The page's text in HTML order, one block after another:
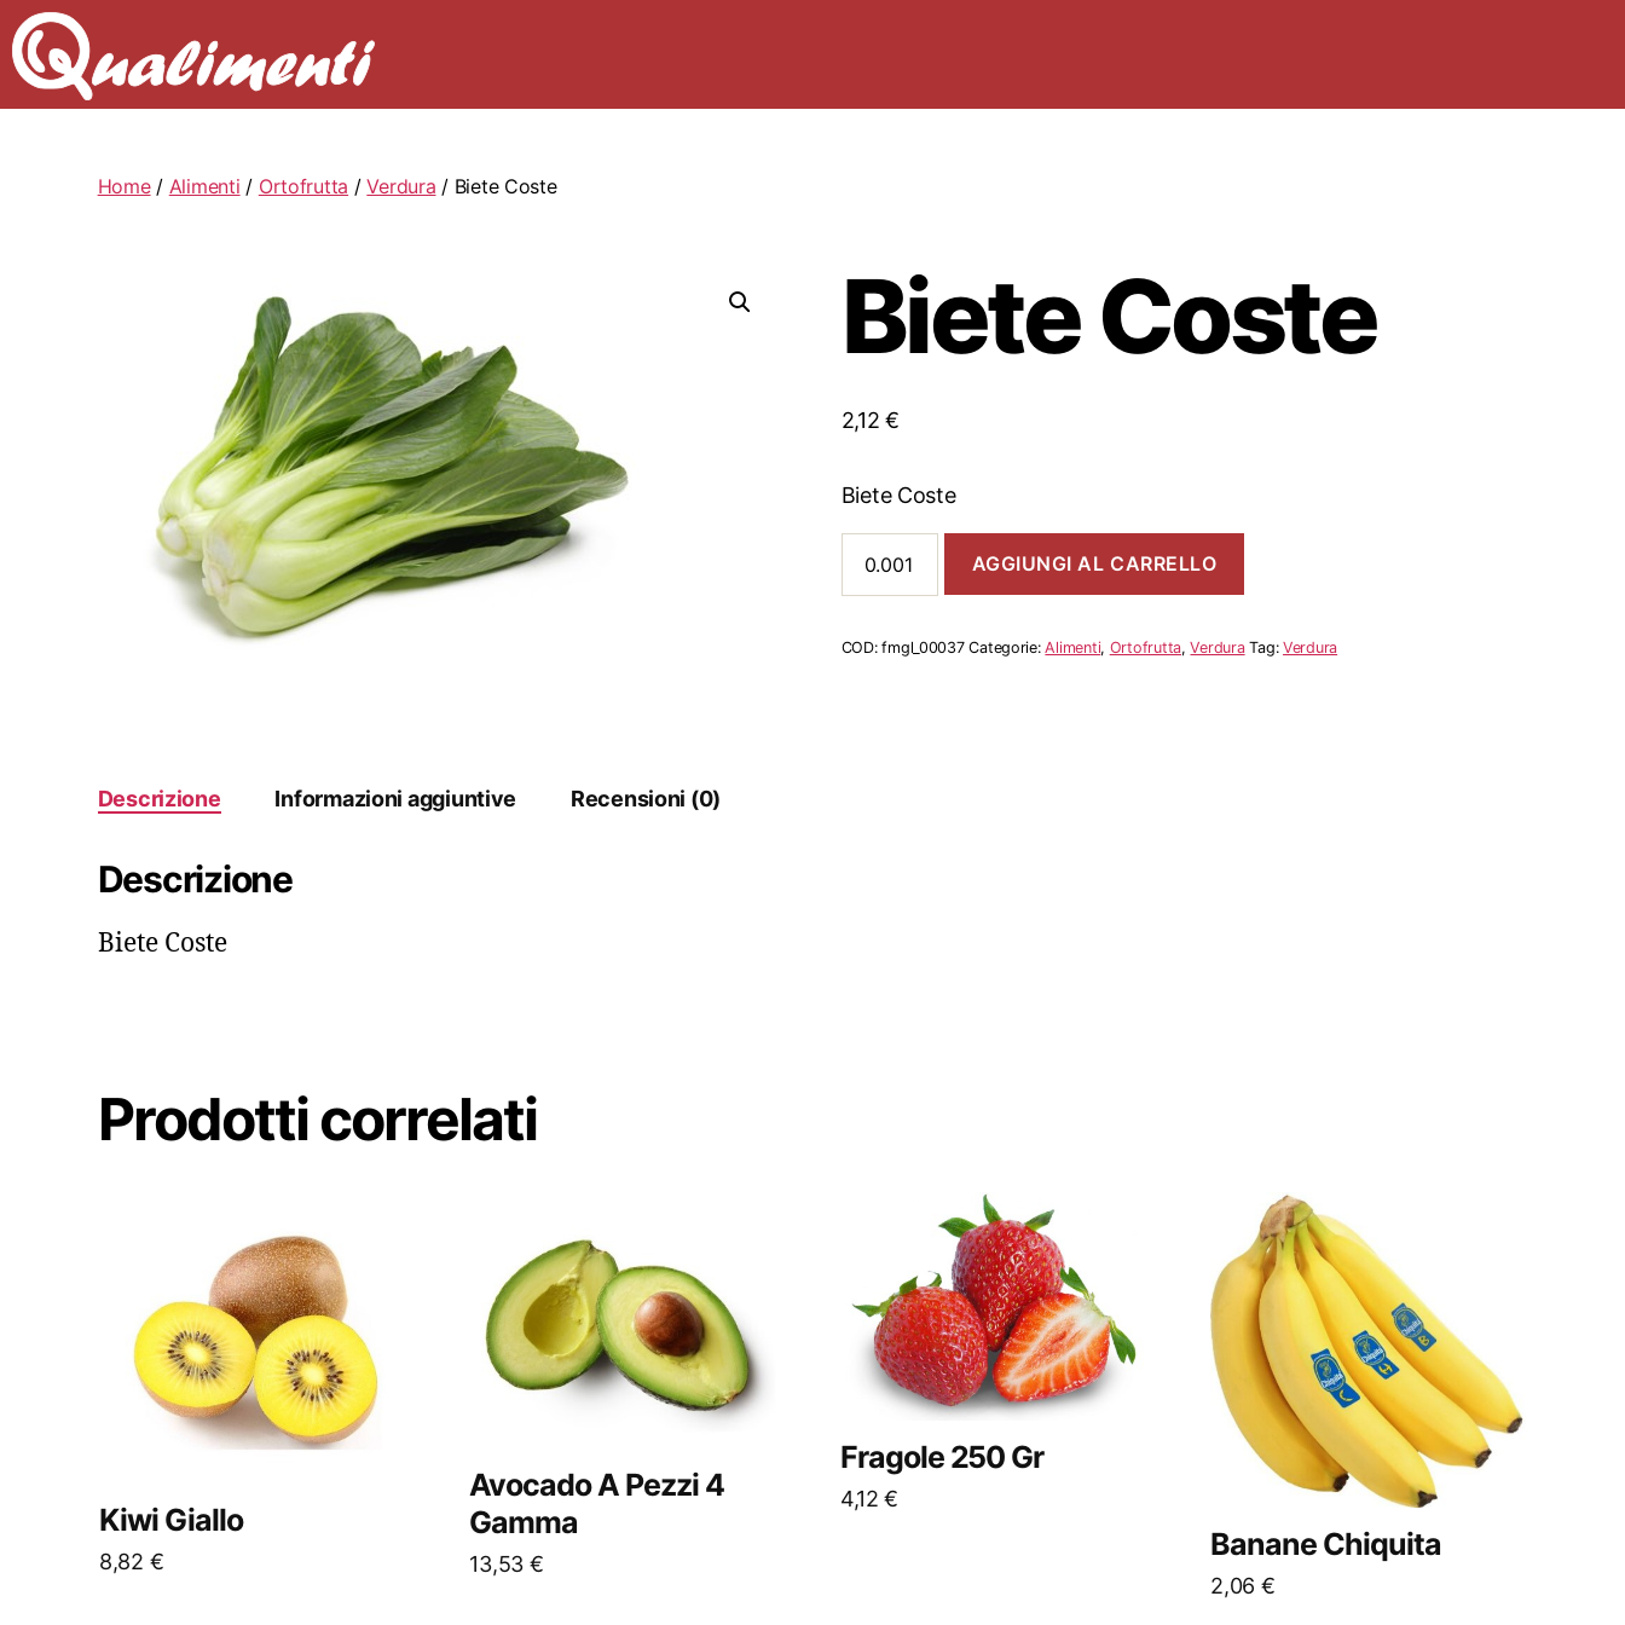
Home/ Alimenti / Ortofrutta /Verdura / Biete Coste
Biete Coste
2,12€
Biete Coste
Coste
quantità
AGGIUNGI AL CARRELLO
COD:fmgl_00037 Categorie:Alimenti, Ortofrutta,Verdura Tag: Verdura
Descrizione Informazioni aggiuntive Recensioni (0)
Descrizione
Biete Coste
Prodotti correlati
Kiwi Giallo
8,82 €
Avocado A Pezzi 4
Gamma
13,53 €
Fragole 250 Gr
4,12€
Banane Chiquita
2,06 €